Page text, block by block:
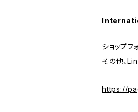
ショップ
その他、
https://